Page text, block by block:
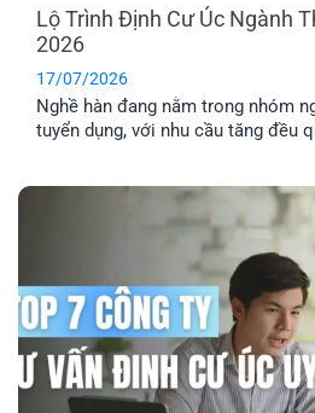
Lộ Trình Định Cư Úc Ngành
2026
17/07/2026
Nghề hàn đang nằm trong nhóm
tuyển dụng, với nhu cầu tăng đều
visa phù hợp, điều kiện cần và [...]